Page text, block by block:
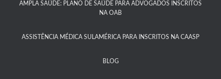
AMPLA SAÚDE: PLANO DE SAÚDE PARA ADVOGADOS INSCRITOS
NA OAB
ASSISTÊNCIA MÉDICA SULAMÉRICA PARA INSCRITOS NA CAASP​
BLOG